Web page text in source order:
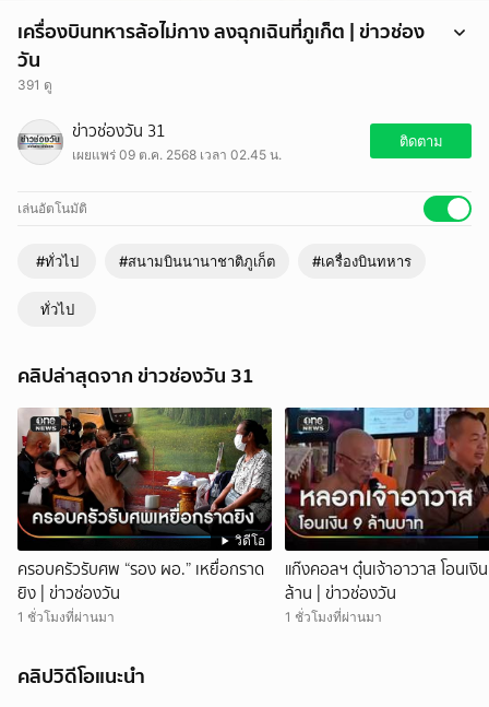
เครื่องบินทหารล้อไม่กาง ลงฉุกเฉินที่ภูเก็ต | ข่าวช่อง
วัน
391 ดู
สนามบินนานาชาติภูเก็ต กลับมาเปิดใช้งานทางวิ่งได้ตามปกติแล้ว หลังต้อง
ประกาศปิดรันเวย์ชั่วคราวเกือบ 3 ชั่วโมง เมื่อวานนี้ เนื่องจาก เครื่องบินลาด
ตระเวนของกองทัพเรือ ประสบปัญหาชุดล้อไม่ทำงานขณะลงจอดฉุกเฉิน
ข่าวช่องวัน 31
เผยแพร่ 09 ต.ค. 2568 เวลา 02.45 น.
ติดตาม
เล่นอัตโนมัติ
#ทั่วไป #สนามบินนานาชาติภูเก็ต #เครื่องบินทหาร
ทั่วไป
คลิปล่าสุดจาก ข่าวช่องวัน 31
วิดีโอ
ครอบครัวรับศพ “รอง ผอ.” เหยื่อกราด
ยิง | ข่าวช่องวัน
1 ชั่วโมงที่ผ่านมา
แก๊งคอลฯ ตุ๋นเจ้าอาวาส โอนเงิ
ล้าน | ข่าวช่องวัน
1 ชั่วโมงที่ผ่านมา
คลิปวิดีโอแนะนำ